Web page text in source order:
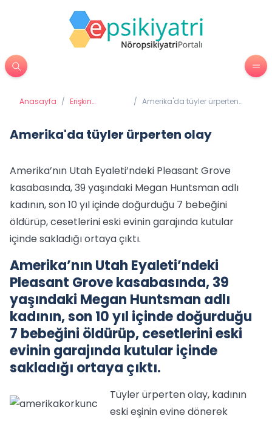
Anasayfa / Erişkin
/ Amerika'da tüyler ürperten
Amerika'da tüyler ürperten olay
Amerika’nın Utah Eyaleti’ndeki Pleasant Grove
kasabasında, 39 yaşındaki Megan Huntsman adlı
kadının, son 10 yıl içinde doğurduğu 7 bebeğini
öldürüp, cesetlerini eski evinin garajında kutular
içinde sakladığı ortaya çıktı.
Amerika’nın Utah Eyaleti’ndeki
Pleasant Grove kasabasında, 39
yaşındaki Megan Huntsman adlı
kadının, son 10 yıl içinde doğurduğu
7 bebeğini öldürüp, cesetlerini eski
evinin garajında kutular içinde
sakladığı ortaya çıktı.
Tüyler ürperten olay, kadının
eski eşinin evine dönerek